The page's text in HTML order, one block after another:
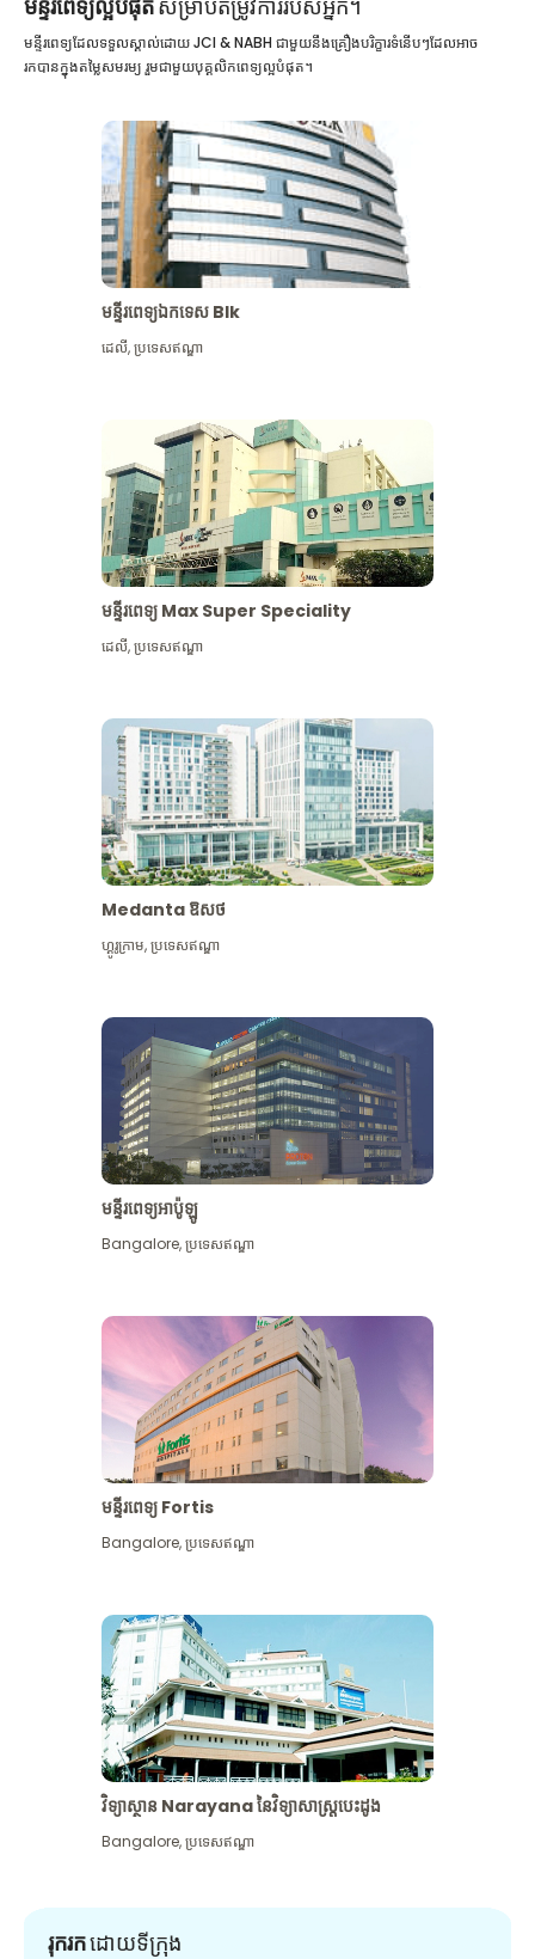
មន្ទីរពេទ្យល្អបំផុតសម្រាប់តម្រូវការរបស់អ្នក។
មើល​ច្រើន​ទៀត
មន្ទីរពេទ្យដែលទទួលស្គាល់ដោយ JCI & NABH ជាមួយនឹងគ្រឿងបរិក្ខារទំនើបៗដែលអាច
រកបានក្នុងតម្លៃសមរម្យ រួមជាមួយបុគ្គលិកពេទ្យល្អបំផុត។
មន្ទីរពេទ្យឯកទេស Blk
ដេលី,ប្រទេសឥណ្ឌា
មន្ទីរពេទ្យ Max Super Speciality
ដេលី,ប្រទេសឥណ្ឌា
Medanta ឱសថ
ហ្គូរូក្រាម,ប្រទេសឥណ្ឌា
មន្ទីរពេទ្យអាប៉ូឡូ
Bangalore,ប្រទេសឥណ្ឌា
មន្ទីរពេទ្យ Fortis
Bangalore,ប្រទេសឥណ្ឌា
វិទ្យាស្ថាន Narayana នៃវិទ្យាសាស្រ្តបេះដូង
Bangalore,ប្រទេសឥណ្ឌា
រុករកដោយទីក្រុង